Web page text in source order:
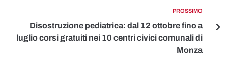
PROSSIMO
Disostruzione pediatrica: dal 12 ottobre fino a
luglio corsi gratuiti nei 10 centri civici comunali di
Monza